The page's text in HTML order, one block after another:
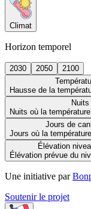
Climat
Horizon temporel
2030 2050
2100
Hausse de la
Nuits où la
Jours de
Jours où la
Élévation
Élévation prévue du
Une initiative par
Soutenir le projet